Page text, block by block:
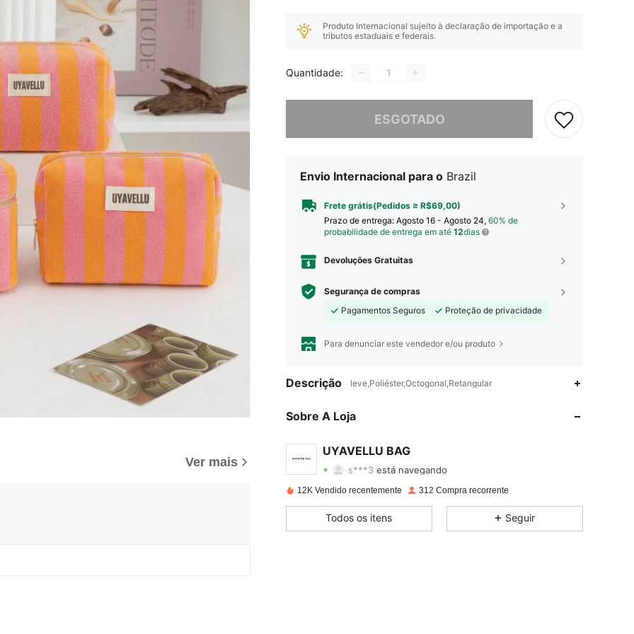
Ver mais
Produto Internacional sujeito à declaração de importação e a
tributos estaduais e federais.
Quantidade:
ESGOTADO
Envio Internacional para o Brazil
Frete grátis(Pedidos ≥ R$69,00)
Prazo de entrega: Agosto 16 - Agosto 24, 60% de
probabilidade de entrega em até 12dias
Devoluções Gratuitas
Segurança de compras
Pagamentos Seguros
Proteção de privacidade
Para denunciar este vendedor e/ou produto
Descrição leve,Poliéster,Octogonal,Retangular
Sobre A Loja
UYAVELLU BAG
4,75 39 337
4,75 Classificação 39Itens
4,75
12K Vendido recentemente 312 Compra recorrente
Todos os itens Seguir